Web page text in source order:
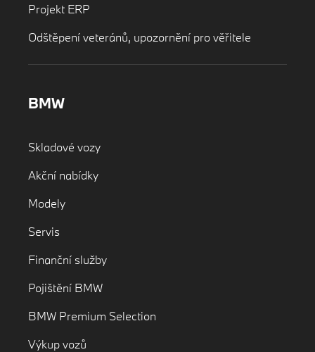
Projekt ERP
Odštěpení veteránů, upozornění pro věřitele
BMW
Skladové vozy
Akční nabídky
Modely
Servis
Finanční služby
Pojištění BMW
BMW Premium Selection
Výkup vozů